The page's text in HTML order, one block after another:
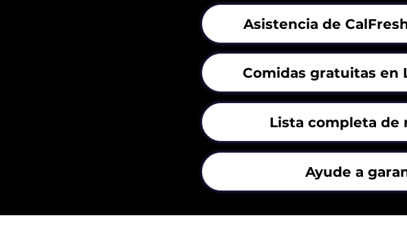
Asistencia de
Comidas gratuitas en
Lista completa de
Ayude a